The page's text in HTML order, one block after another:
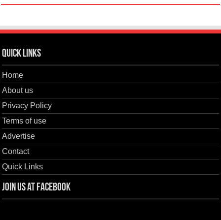
Quick Links
Home
About us
Privacy Policy
Terms of use
Advertise
Contact
Quick Links
Join us at Facebook